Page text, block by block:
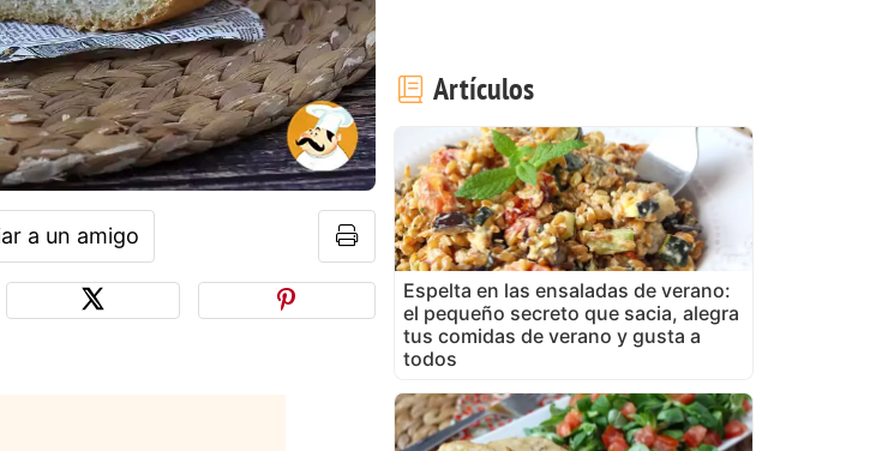
a un amigo
Artículos
Espelta en las ensaladas de verano:
el pequeño secreto que sacia, alegra
tus comidas de verano y gusta a
todos